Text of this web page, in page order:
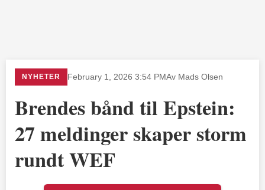
NYHETER February 1, 2026 3:54 PMAv Mads Olsen
Brendes bånd til Epstein:
27 meldinger skaper storm
rundt WEF